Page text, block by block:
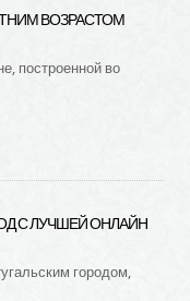
ВОЗРАСТОМ
построенной во
С ЛУЧШЕЙ ОНЛАЙН
городом,